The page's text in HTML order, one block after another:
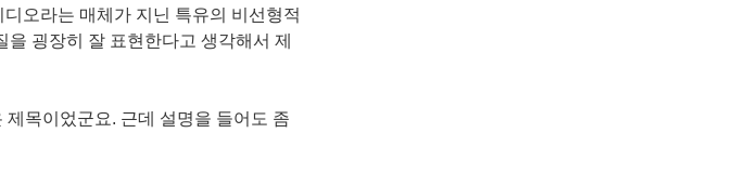
오라는 매체가 지닌 특유의 비선형적
굉장히 잘 표현한다고 생각해서 제
제목이었군요. 근데 설명을 들어도 좀